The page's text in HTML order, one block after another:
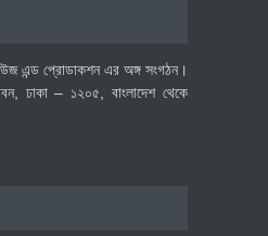
এন্ড প্রোডাকশন এর অঙ্গ সংগঠন।
ঢাকা – ১২০৫, বাংলাদেশ থেকে